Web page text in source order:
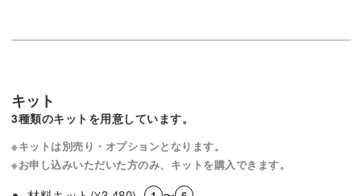
キット
3種類のキットを用意しています。
※キットは別売り・オプションとなります。
※お申し込みいただいた方のみ、キットを購入できます。